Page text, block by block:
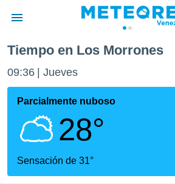
de
ha
que se
calidad.
a este
las
Tiempo en Los Morrones
09:36 Jueves
Parcialmente nuboso
28°
Sensación de 31°